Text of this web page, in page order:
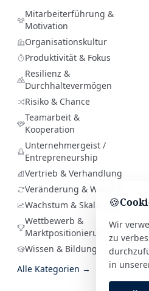
Mitarbeiterführung &
Motivation
Organisationskultur
Produktivität & Fokus
Resilienz &
Durchhaltevermögen
Risiko & Chance
Teamarbeit &
Kooperation
Unternehmergeist /
Entrepreneurship
Vertrieb & Verhandlung
Veränderung & Wandel
Wachstum & Skalierung
Wettbewerb &
Marktpositionierung
Wissen & Bildung
Alle Kategorien →
🍪
Wir
zu
in